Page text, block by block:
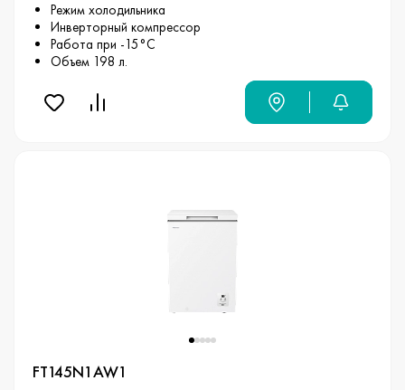
Режим холодильника
Инверторный компрессор
Работа при -15°С
Объем 198 л.
FT145N1AW1